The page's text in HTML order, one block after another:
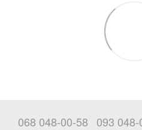
068 048-00-58 093